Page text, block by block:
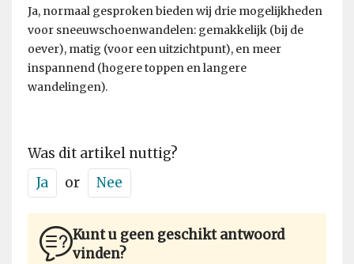
Ja, normaal gesproken bieden wij drie mogelijkheden
voor sneeuwschoenwandelen: gemakkelijk (bij de
oever), matig (voor een uitzichtpunt), en meer
inspannend (hogere toppen en langere
wandelingen).
Was dit artikel nuttig?
Ja
or Nee
Kunt u geen geschikt antwoord
vinden?